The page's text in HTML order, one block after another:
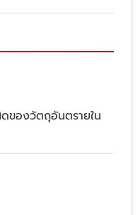
ของวัตถุอันตรายใน